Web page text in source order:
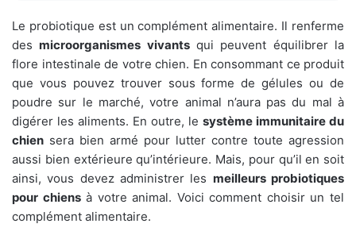
Le probiotique est un complément alimentaire. Il renferme
des microorganismes vivantsqui peuvent équilibrer la
flore intestinale de votre chien. En consommant ce produit
que vous pouvez trouver sous forme de gélules ou de
poudre sur le marché, votre animal n’aura pas du mal à
digérer les aliments. En outre, le système immunitaire du
chien sera bien armé pour lutter contre toute agression
aussi bien extérieure qu’intérieure. Mais, pour qu’il en soit
ainsi, vous devez administrer les meilleurs probiotiques
pour chiensà votre animal. Voici comment choisir un tel
complément alimentaire.